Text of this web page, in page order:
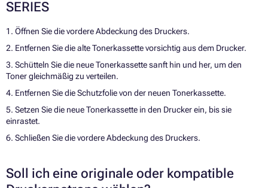
SERIES
1. Öffnen Sie die vordere Abdeckung des Druckers.
2. Entfernen Sie die alte Tonerkassette vorsichtig aus dem Drucker.
3. Schütteln Sie die neue Tonerkassette sanft hin und her, um den
Toner gleichmäßig zu verteilen.
4. Entfernen Sie die Schutzfolie von der neuen Tonerkassette.
5. Setzen Sie die neue Tonerkassette in den Drucker ein, bis sie
einrastet.
6. Schließen Sie die vordere Abdeckung des Druckers.
Soll ich eine originale oder kompatible